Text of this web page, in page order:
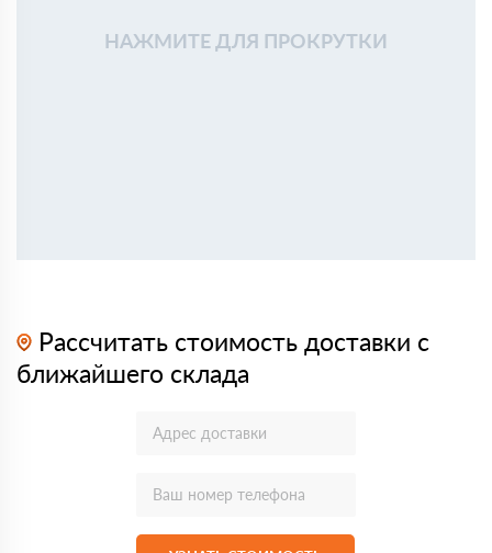
НАЖМИТЕ ДЛЯ ПРОКРУТКИ
Рассчитать стоимость доставки с
ближайшего склада